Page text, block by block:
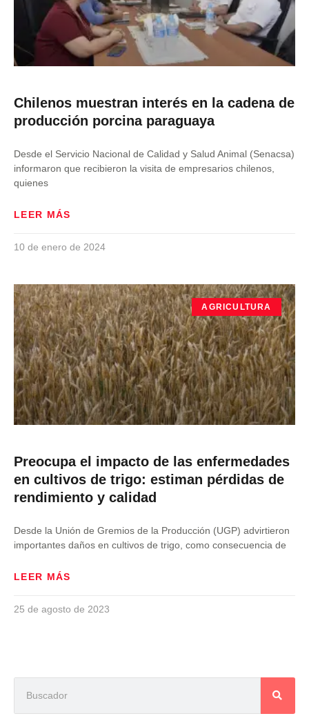
Chilenos muestran interés en la cadena de
producción porcina paraguaya
Desde el Servicio Nacional de Calidad y Salud Animal (Senacsa)
informaron que recibieron la visita de empresarios chilenos,
quienes
LEER MÁS
10 de enero de 2024
AGRICULTURA
Preocupa el impacto de las enfermedades
en cultivos de trigo: estiman pérdidas de
rendimiento y calidad
Desde la Unión de Gremios de la Producción (UGP) advirtieron
importantes daños en cultivos de trigo, como consecuencia de
LEER MÁS
25 de agosto de 2023